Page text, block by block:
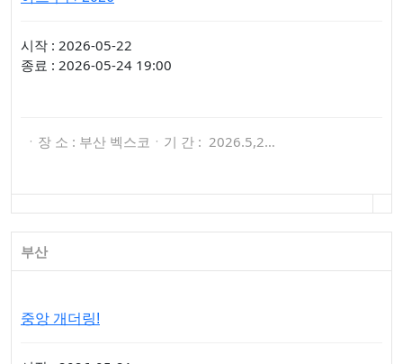
시작 : 2026-05-22
종료 : 2026-05-24 19:00
ㆍ장 소 : 부산 벡스코ㆍ기 간 : 2026.5,2…
부산
중앙 개더링!